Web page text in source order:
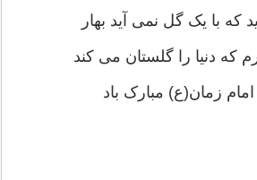
که با یک گل نمی آید بهار
که دنیا را گلستان می کند
زمان(ع) مبارک باد